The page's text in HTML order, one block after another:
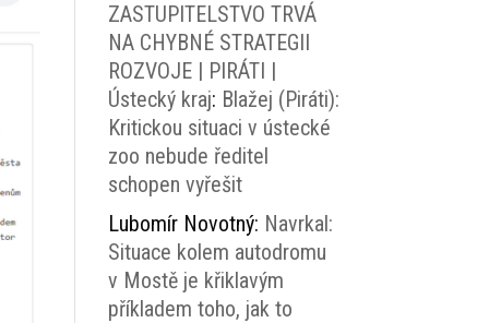
ZASTUPITELSTVO TRVÁ
NA CHYBNÉ STRATEGII
ROZVOJE | PIRÁTI |
Ústecký kraj: Blažej (Piráti):
Kritickou situaci v ústecké
zoo nebude ředitel
schopen vyřešit
Lubomír Novotný: Navrkal:
Situace kolem autodromu
v Mostě je křiklavým
příkladem toho, jak to